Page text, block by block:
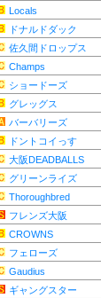
Locals
ドナルドダック
佐久間ドロップス
Champs
ショードーズ
グレッグス
バーバリーズ
ドントコイっす
大阪DEADBALLS
グリーンライズ
Thoroughbred
フレンズ大阪
CROWNS
フェローズ
Gaudius
ギャングスター